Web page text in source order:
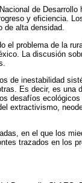
de
y eficiencia.
de alta densidad.
problema de la
La discusión
de inestabilidad
Es decir, es una
desafíos
extractivismo,
en el que los
trazados en